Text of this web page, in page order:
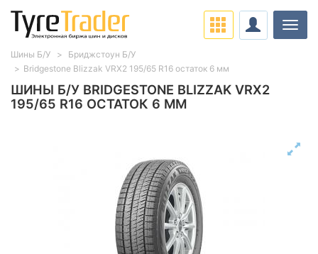
ШИНЫ Б/У BRIDGESTONE BLIZZAK VRX2
195/65 R16 ОСТАТОК 6 ММ
Шины Б/У
Бриджстоун Б/У
Bridgestone Blizzak VRX2 195/65 R16 остаток 6 мм